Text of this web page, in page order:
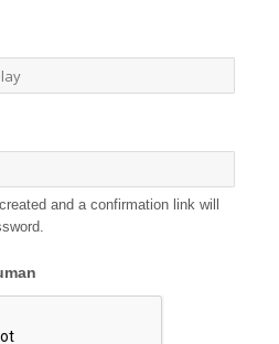
and a confirmation link will